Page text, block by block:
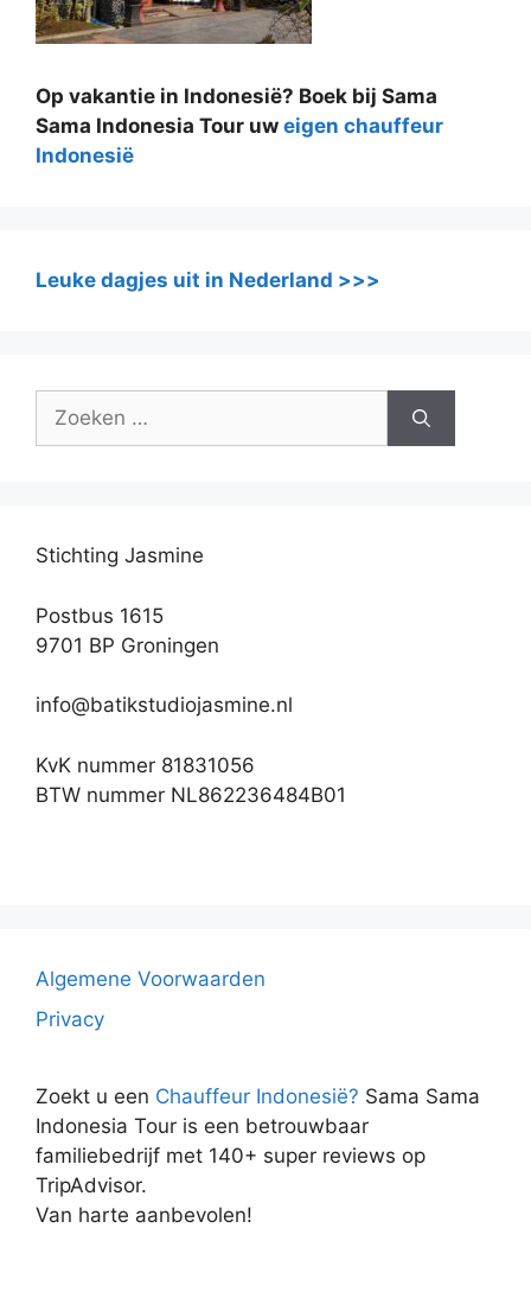
Op vakantie in Indonesië? Boek bij Sama
Sama Indonesia Tour uw eigen chauffeur
Indonesië
Leuke dagjes uit in Nederland >>>
Zoek
Stichting Jasmine
Postbus 1615
9701 BP Groningen
info@batikstudiojasmine.nl
KvK nummer 81831056
BTW nummer NL862236484B01
Algemene Voorwaarden
Privacy
Zoekt u een Chauffeur Indonesië? Sama Sama
Indonesia Tour is een betrouwbaar
familiebedrijf met 140+ super reviews op
TripAdvisor.
Van harte aanbevolen!